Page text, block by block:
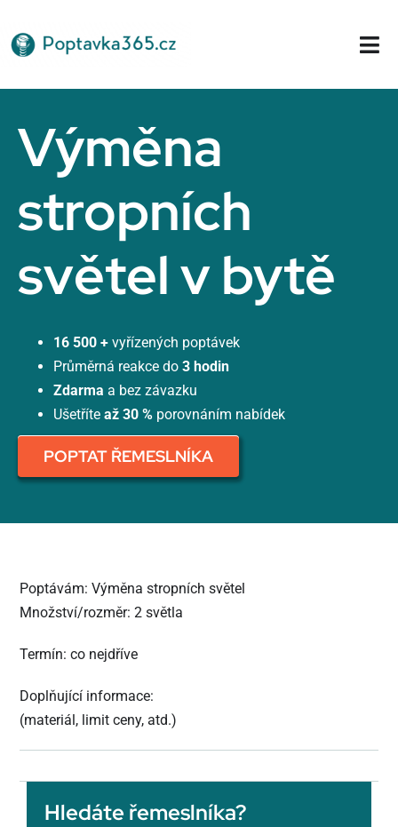
na
obsah
Výměna
stropních
světel v bytě
16 500 + vyřízených poptávek
Průměrná reakce do 3 hodin
Zdarma a bez závazku
Ušetříte až 30 %porovnáním nabídek
POPTAT ŘEMESLNÍKA
Poptávám: Výměna stropních světel
Množství/rozměr: 2 světla
Termín: co nejdříve
Doplňující informace:
(materiál, limit ceny, atd.)
Hledáte řemeslníka?